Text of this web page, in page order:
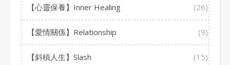
【心靈保養】Inner Healing (26)
【愛情關係】Relationship (9)
【斜槓人生】Slash (15)